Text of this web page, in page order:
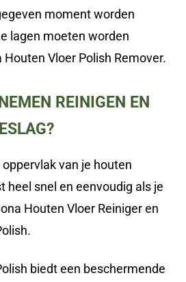
moment worden
lagen moeten worden
Vloer Polish Remover.
REINIGEN EN
van je houten
heel snel en eenvoudig als je
Houten Vloer Reiniger en
biedt een beschermende